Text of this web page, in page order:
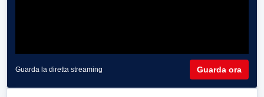
Guarda la diretta streaming Guarda ora